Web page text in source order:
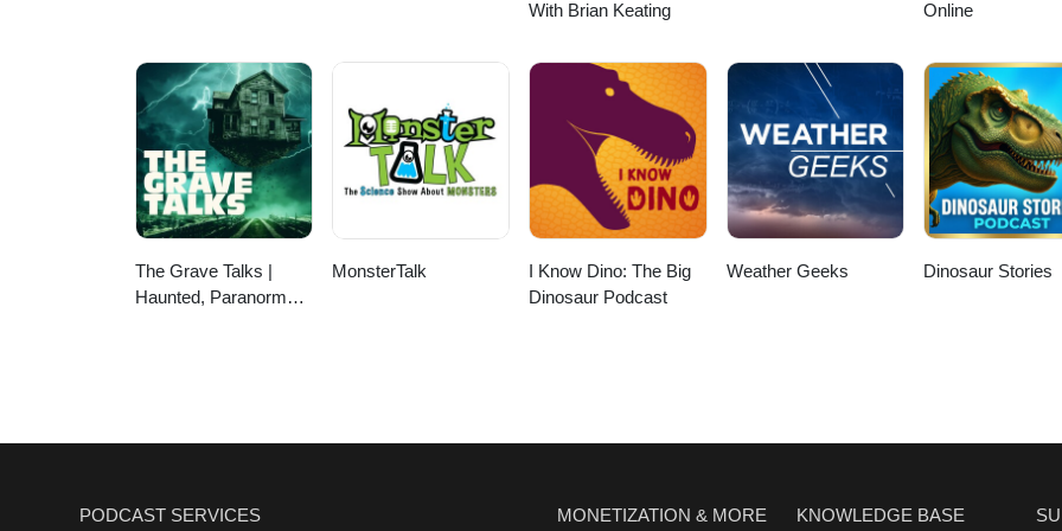
With Brian Keating
Online
The Grave Talks |
Haunted, Paranormal
MonsterTalk
I Know Dino: The Big
Dinosaur Podcast
Weather Geeks Dinosaur Stories
PODCAST SERVICES MONETIZATION & MORE KNOWLEDGE BASE